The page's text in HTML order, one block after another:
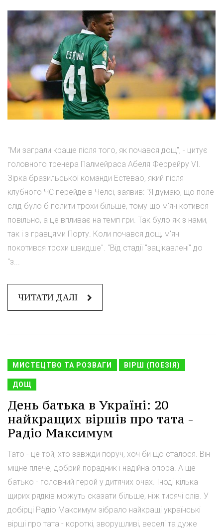
"Ми заграли краще після того, як почався дощ", - цитує
головного тренера Палмейраса Абеля Феррейру VI.
Зірка бразильської команди Естевао, який після
клубного ЧС перейде в Челсі, заявив: "Я думаю, що поле
слід було б полити трохи більше, тому що м'яч котився
повільно, а це впливає на темп гри. Так було як з нами,
так і з гравцями Порту. Коли почався дощ, м'яч
покотився трохи швидше". "Від стадії "зацікавлені" до
"з...
ЧИТАТИ ДАЛІ
МИСТЕЦТВО ТА РОЗВАГИ ВІРШ (ПОЕЗІЯ)
ДОЩ
День батька в Україні: 20
найкращих віршів про тата -
Радіо Максимум
Тато - це той, хто завжди поруч, хоч би що сталося. Він
міцне плече, добрий порадник і надійна опора. А ще
батько - головний герой у дитячих очах. Іноді кілька
щирих рядків можуть сказати більше, ніж тисячі слів. У
добірці Радіо Максимум зібрало найкращі українські
вірші про тата - короткі, зворушливі, веселі та дуже